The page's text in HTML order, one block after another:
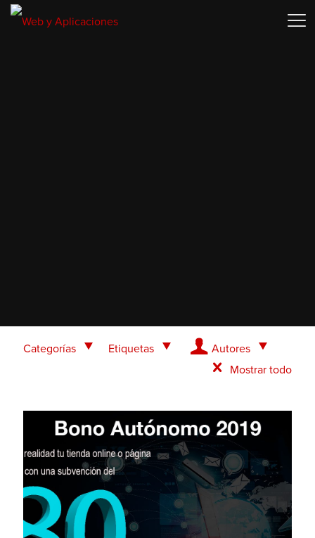
Categorías Etiquetas
Autores
Mostrar todo